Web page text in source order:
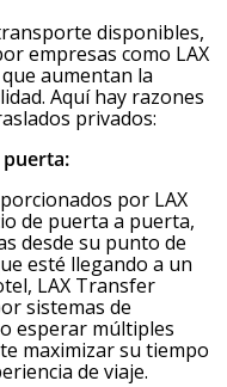
disponibles,
empresas como LAX
aumentan la
Aquí hay razones
privados:
puerta:
por LAX
de puerta a puerta,
desde su punto de
esté llegando a un
LAX Transfer
sistemas de
esperar múltiples
maximizar su tiempo
de viaje.